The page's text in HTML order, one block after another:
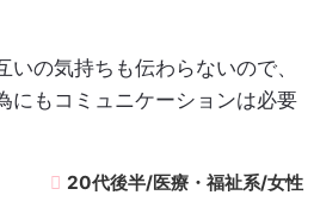
の気持ちも伝わらないので、
にもコミュニケーションは必要
20代後半/医療・福祉系/女性